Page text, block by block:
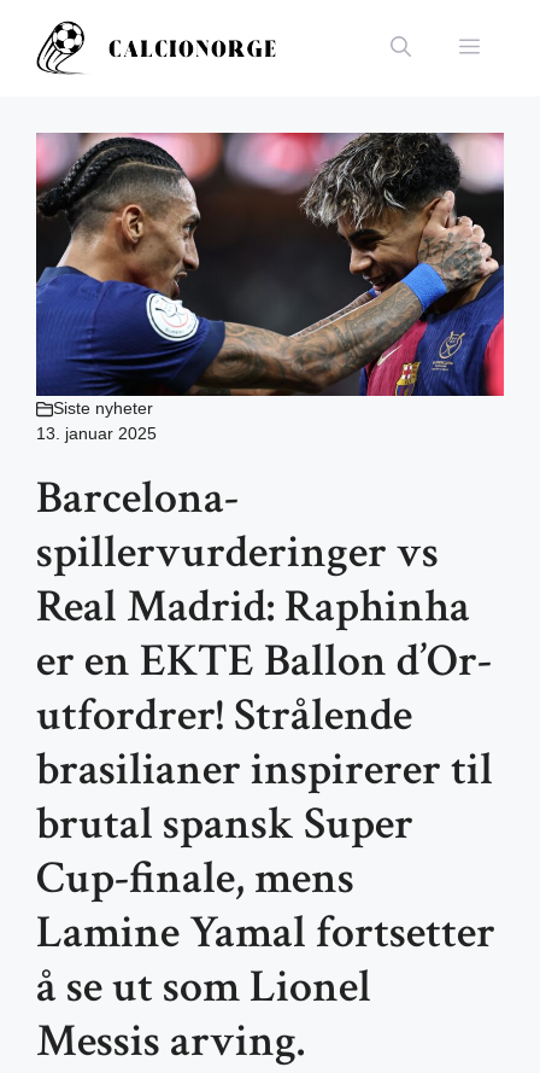
innhold
Meny
Siste nyheter
13. januar 2025
Barcelona-
spillervurderinger vs
Real Madrid: Raphinha
er en EKTE Ballon d’Or-
utfordrer! Strålende
brasilianer inspirerer til
brutal spansk Super
Cup-finale, mens
Lamine Yamal fortsetter
å se ut som Lionel
Messis arving.